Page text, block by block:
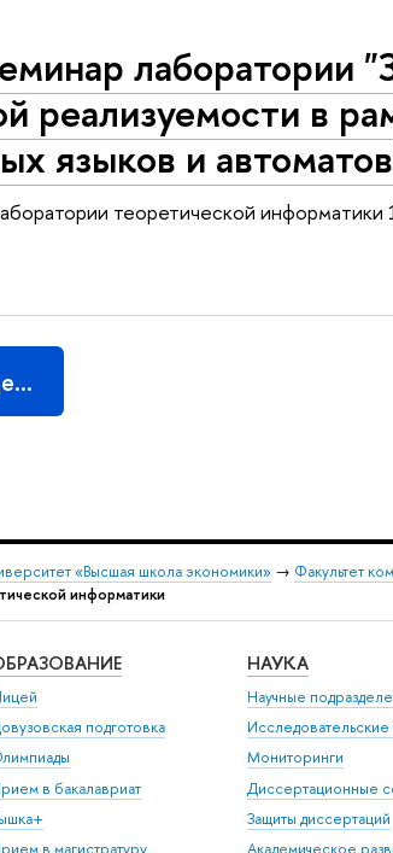
лаборатории
реализуемости в
языков и
теоретической информатики
«Высшая школа экономики» → Факультет
информатики
подготовка
в бакалавриат
НАУКА
Научные
Мониторинги
Диссертационные
Защиты диссертаций